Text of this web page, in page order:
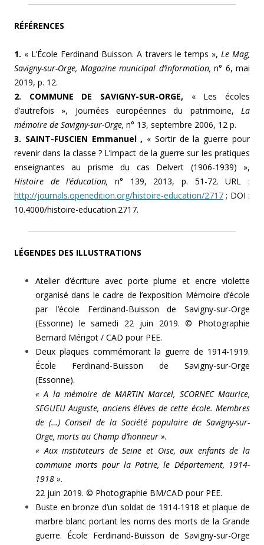
RÉFÉRENCES
1. « L’École Ferdinand Buisson. A travers le temps », Le Mag,
Savigny-sur-Orge, Magazine municipal d’information, n° 6, mai
2019, p. 12.
2. COMMUNE DE SAVIGNY-SUR-ORGE, « Les écoles
d’autrefois », Journées européennes du patrimoine, La
mémoire de Savigny-sur-Orge, n° 13, septembre 2006, 12 p.
3. SAINT-FUSCIEN Emmanuel, « Sortir de la guerre pour
revenir dans la classe ? L’impact de la guerre sur les pratiques
enseignantes au prisme du cas Delvert (1906-1939) »,
Histoire de l’éducation, n° 139, 2013, p. 51-72. URL :
http://journals.openedition.org/histoire-education/2717 ; DOI :
10.4000/histoire-education.2717.
LÉGENDES DES ILLUSTRATIONS
Atelier d’écriture avec porte plume et encre violette
organisé dans le cadre de l’exposition Mémoire d’école
par l’école Ferdinand-Buisson de Savigny-sur-Orge
(Essonne) le samedi 22 juin 2019. © Photographie
Bernard Mérigot / CAD pour PEE.
Deux plaques commémorant la guerre de 1914-1919.
École Ferdinand-Buisson de Savigny-sur-Orge
(Essonne).
« A la mémoire de MARTIN Marcel, SCORNEC Maurice,
SEGUEU Auguste, anciens élèves de cette école. Membres
de (…) Conseil de la Société populaire de Savigny-sur-
Orge, morts au Champ d’honneur ».
« Aux instituteurs de Seine et Oise, aux enfants de la
commune morts pour la Patrie, le Département, 1914-
1918 ».
22 juin 2019. © Photographie BM/CAD pour PEE.
Buste en bronze d’un soldat de 1914-1918 et plaque de
marbre blanc portant les noms des morts de la Grande
guerre. École Ferdinand-Buisson de Savigny-sur-Orge